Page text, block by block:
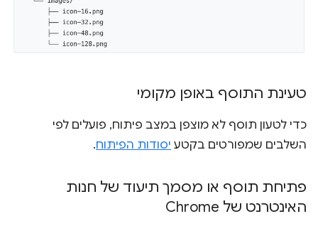
טעינת התוסף באופן מקומי
כדי לטעון תוסף לא מוצפן במצב פיתוח, פועלים לפי
השלבים שמפורטים בקטע יסודות הפיתוח.
פתיחת תוסף או מסמך תיעוד של חנות
האינטרנט של Chrome